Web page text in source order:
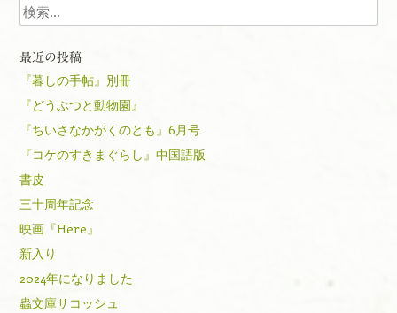
検索
最近の投稿
『暮しの手帖』別冊
『どうぶつと動物園』
『ちいさなかがくのとも』6月号
『コケのすきまぐらし』中国語版
書皮
三十周年記念
映画『Here』
新入り
2024年になりました
蟲文庫サコッシュ